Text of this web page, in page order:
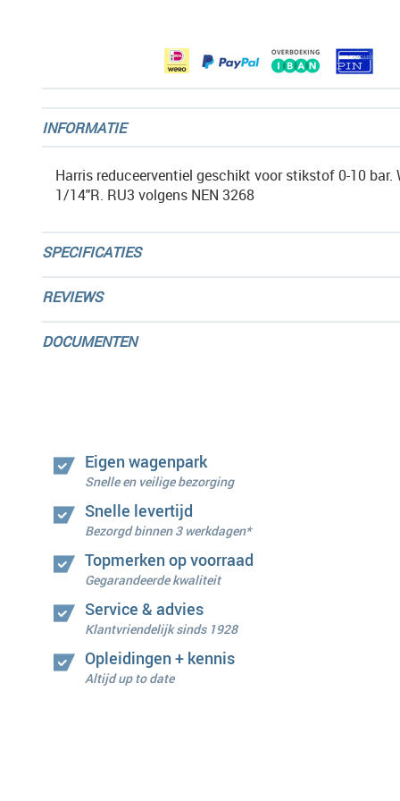
INFORMATIE
Harris reduceerventiel geschikt voor stikstof 0-10 bar.
1/14"R. RU3 volgens NEN 3268
SPECIFICATIES
REVIEWS
DOCUMENTEN
Eigen wagenpark
Snelle en veilige bezorging
Snelle levertijd
Bezorgd binnen 3 werkdagen*
Topmerken op voorraad
Gegarandeerde kwaliteit
Service & advies
Klantvriendelijk sinds 1928
Opleidingen + kennis
Altijd up to date